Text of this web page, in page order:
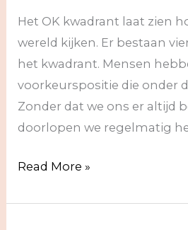
Het OK kwadrant laat zien
wereld kijken. Er bestaan
het kwadrant. Mensen
voorkeurspositie die onder
Zonder dat we ons er altijd
doorlopen we regelmatig
Script,
en
Read More »